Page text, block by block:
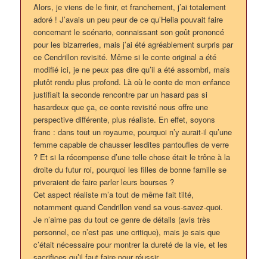
Alors, je viens de le finir, et franchement, j’ai totalement
adoré ! J’avais un peu peur de ce qu’Helia pouvait faire
concernant le scénario, connaissant son goût prononcé
pour les bizarreries, mais j’ai été agréablement surpris par
ce Cendrillon revisité. Même si le conte original a été
modifié ici, je ne peux pas dire qu’il a été assombri, mais
plutôt rendu plus profond. Là où le conte de mon enfance
justifiait la seconde rencontre par un hasard pas si
hasardeux que ça, ce conte revisité nous offre une
perspective différente, plus réaliste. En effet, soyons
franc : dans tout un royaume, pourquoi n’y aurait-il qu’une
femme capable de chausser lesdites pantoufles de verre
? Et si la récompense d’une telle chose était le trône à la
droite du futur roi, pourquoi les filles de bonne famille se
priveraient de faire parler leurs bourses ?
Cet aspect réaliste m’a tout de même fait tilté,
notamment quand Cendrillon vend sa vous-savez-quoi.
Je n’aime pas du tout ce genre de détails (avis très
personnel, ce n’est pas une critique), mais je sais que
c’était nécessaire pour montrer la dureté de la vie, et les